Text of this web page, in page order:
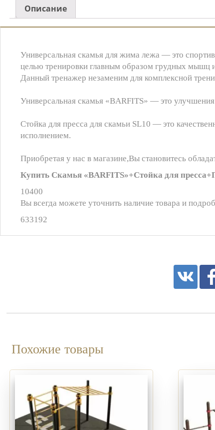
Описание
Универсальная скамья для жима лежа — это
целью тренировки главным образом грудных мышц
Данный тренажер незаменим для комплексной
Универсальная скамья «BARFITS» — это
Стойка для пресса для скамьи SL10 — это
исполнением.
Приобретая у нас в магазине,Вы становитесь
Купить Скамья «BARFITS»+Стойка для
10400
Вы всегда можете уточнить наличие товара и
633192
Похожие товары